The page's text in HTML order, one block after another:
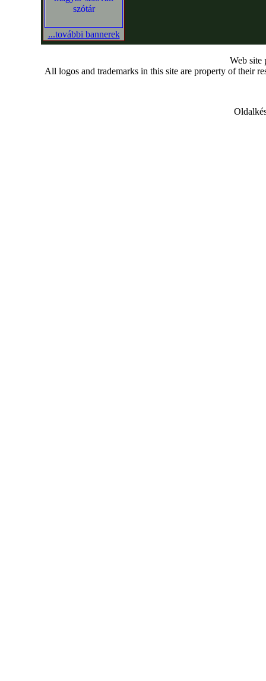
...további bannerek
Web site
All logos and trademarks in this site are property of their